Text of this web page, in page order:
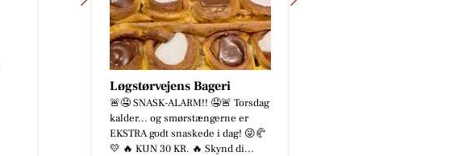
Løgstørvejens Bageri
🚨🤤 SNASK-ALARM!! 🤤🚨 Torsdag
kalder... og smørstængerne er
EKSTRA godt snaskede i dag! 😜🥐
💛 🔥 KUN 30 KR. 🔥 Skynd di...